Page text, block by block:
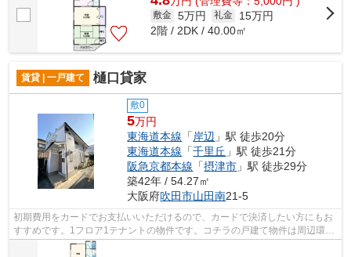
敷金 5万円 礼金
15万円
2階 / 2DK / 40.00㎡
賃貸 | 一戸建て 樋口貸家
敷0
5万円
東海道本線 「 岸辺 」駅 徒歩20分
東海道本線 「千里丘 」駅 徒歩21分
阪急京都本線 「摂津市 」駅 徒歩29分
築42年 / 54.27㎡
大阪府吹田市山田南21-5
初期費用をカードでお支払いいただけるので、カードで決済したい方にもお
すすめです。1フロア1テナントの物件です。コチラの戸建て物件は周辺環境
も良く、子育てにもうってつけです。2...